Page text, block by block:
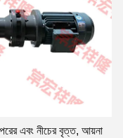
এবং নীচের বৃত্ত, আয়না